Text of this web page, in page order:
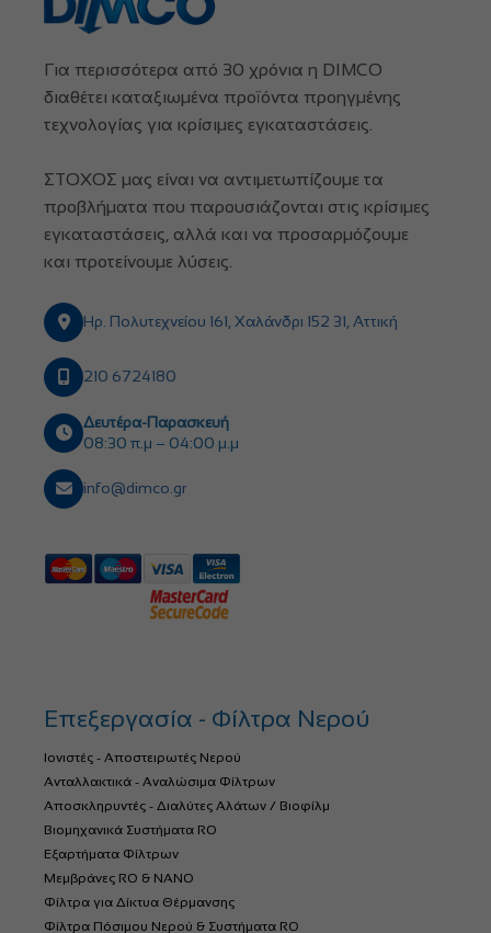
Για περισσότερα από 30 χρόνια η DIMCO
διαθέτει καταξιωμένα προϊόντα προηγμένης
τεχνολογίας για κρίσιμες εγκαταστάσεις.
ΣΤΟΧΟΣ μας είναι να αντιμετωπίζουμε τα
προβλήματα που παρουσιάζονται στις κρίσιμες
εγκαταστάσεις, αλλά και να προσαρμόζουμε
και προτείνουμε λύσεις.
Ηρ. Πολυτεχνείου 161, Χαλάνδρι 152 31, Αττική
210 6724180
Δευτέρα-Παρασκευή
08:30 π.μ – 04:00 μ.μ
info@dimco.gr
Επεξεργασία - Φίλτρα Νερού
Ιονιστές - Αποστειρωτές Νερού
Ανταλλακτικά - Αναλώσιμα Φίλτρων
Αποσκληρυντές - Διαλύτες Αλάτων / Βιοφίλμ
Βιομηχανικά Συστήματα RO
Εξαρτήματα Φίλτρων
Μεμβράνες RO & NANO
Φίλτρα για Δίκτυα Θέρμανσης
Φίλτρα Πόσιμου Νερού & Συστήματα RO